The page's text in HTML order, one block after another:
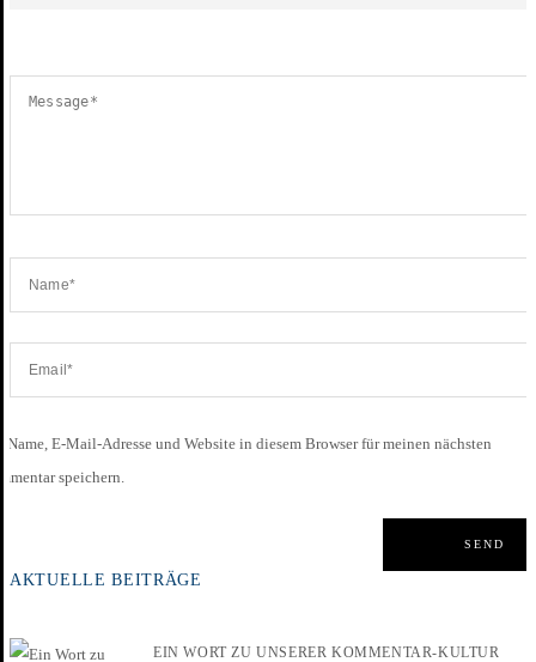
Name, E-Mail-Adresse und Website in diesem Browser für meinen nächsten
speichern.
AKTUELLE BEITRÄGE
EIN WORT ZU UNSERER KOMMENTAR-KULTUR